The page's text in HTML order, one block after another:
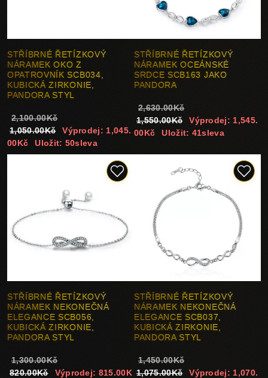
STŘÍBRNÉ ŘETÍZKOVÝ
NÁRAMEK OKO Z
OPATROVNÍK SCB034,
KUBICKÁ ZIRKONIE,
PANDORA STYL
2,100.00Kč
1,050.00Kč
Výprodej: 1,045.
00Kč
Uložit: 50sleva
STŘÍBRNÉ ŘETÍZKOVÝ
NÁRAMEK OCEÁNSKÉ
SRDCE SCB163 JAKO
PANDORA
2,630.00Kč
1,550.00Kč
Výprodej: 1,545.
00Kč
Uložit: 41sleva
STŘÍBRNÉ ŘETÍZKOVÝ
NÁRAMEK NEKONEČNÁ
ELEGANCE SCB056,
KUBICKÁ ZIRKONIE,
PANDORA STYL
1,300.00Kč
820.00Kč
Výprodej: 815.00K
STŘÍBRNÉ ŘETÍZKOVÝ
NÁRAMEK NEKONEČNÁ
ELEGANCE SCB037,
KUBICKÁ ZIRKONIE,
PANDORA STYL
1,450.00Kč
1,075.00Kč
Výprodej: 1,070.